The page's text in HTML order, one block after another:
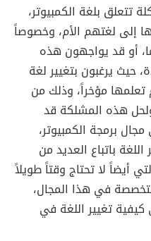
تتعلق بلغة الكمبيوتر،
إلى لغتهم الأم، وخصوصاً
أو قد يواجهون هذه
حيث يرغبون بتغيير لغة
تعلمها مؤخراً، وذلك من
هذه المشلكة قد
برمجة الكمبيوتر،
باتباع العديد من
أيضاً لا تحتاج وقتاً طويلاً
في هذا المجال،
تغيير اللغة في